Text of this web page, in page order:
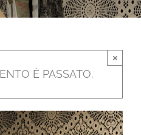
È PASSATO.
×